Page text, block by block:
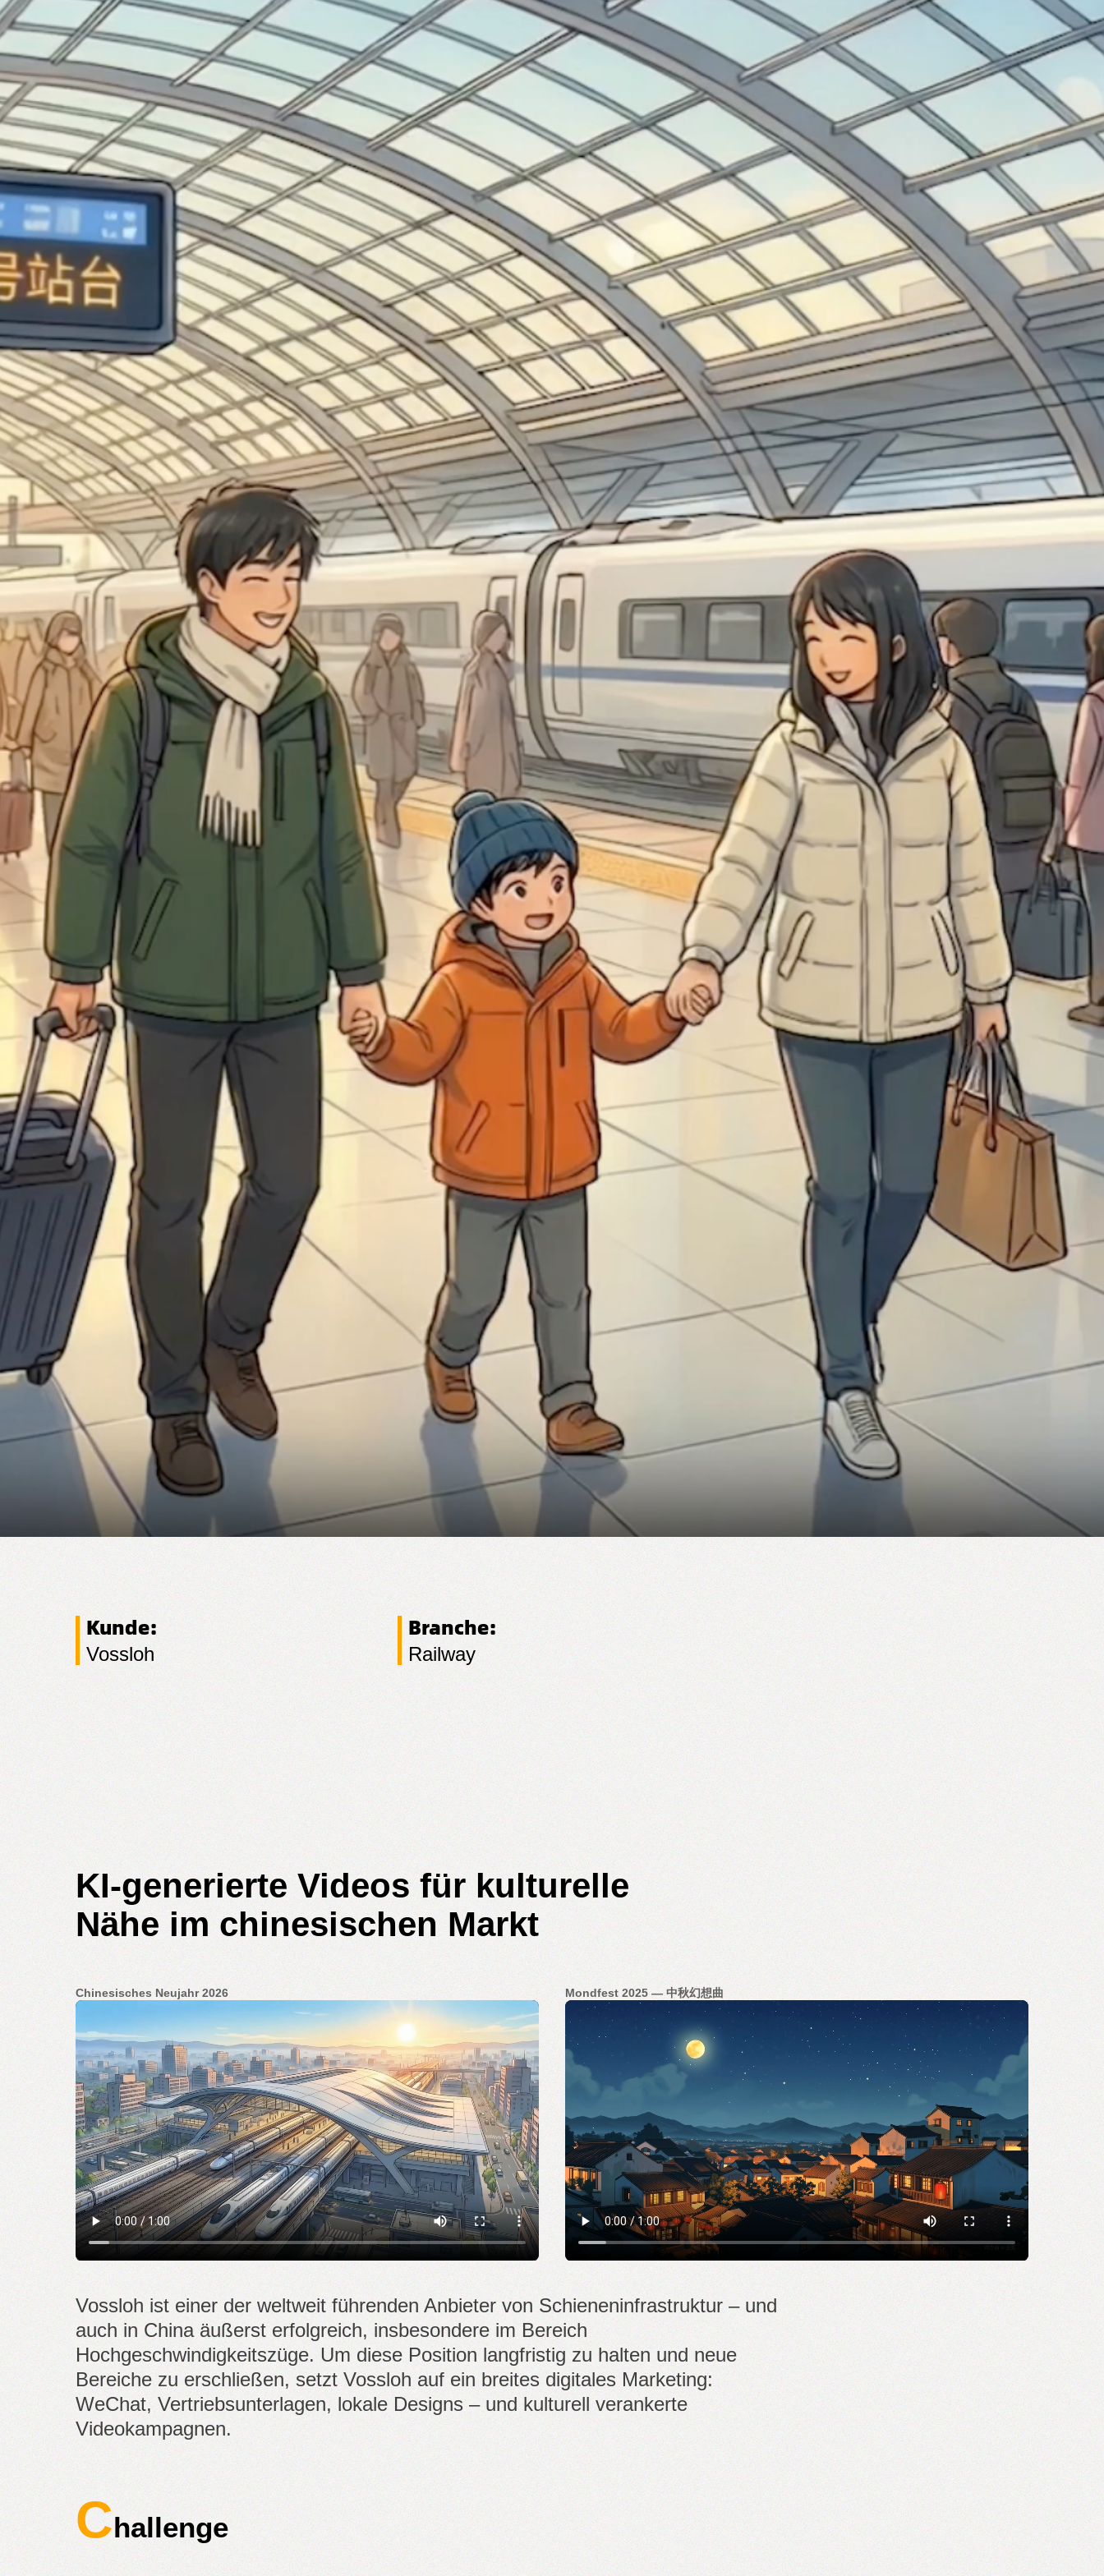
Kunde:
Vossloh
Branche:
Railway
KI-generierte Videos für kulturelle
Nähe im chinesischen Markt
Chinesisches Neujahr 2026 Mondfest 2025 — 中秋幻想曲
Vossloh ist einer der weltweit führenden Anbieter von Schieneninfrastruktur – und
auch in China äußerst erfolgreich, insbesondere im Bereich
Hochgeschwindigkeitszüge. Um diese Position langfristig zu halten und neue
Bereiche zu erschließen, setzt Vossloh auf ein breites digitales Marketing:
WeChat, Vertriebsunterlagen, lokale Designs – und kulturell verankerte
Videokampagnen.
Challenge